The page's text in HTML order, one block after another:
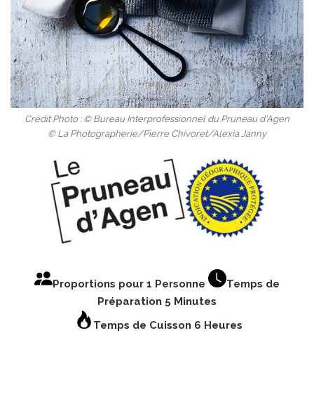
Crédit Photo : © Bureau Interprofessionnel du Pruneau d'Agen
© La Photographerie/Pierre Chivoret/Alexia Janny
Proportions pour 1 Personne
Temps de
Préparation 5 Minutes
Temps de Cuisson 6 Heures